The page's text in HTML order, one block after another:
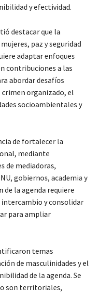
y efectividad.
destacar que la
paz y seguridad
adaptar enfoques
contribuciones a las
abordar desafíos
organizado, el
socioambientales y
de fortalecer la
mediante
de mediadoras,
gobiernos, academia y
la agenda requiere
y consolidar
para ampliar
temas
de masculinidades y el
de la agenda. Se
son territoriales,